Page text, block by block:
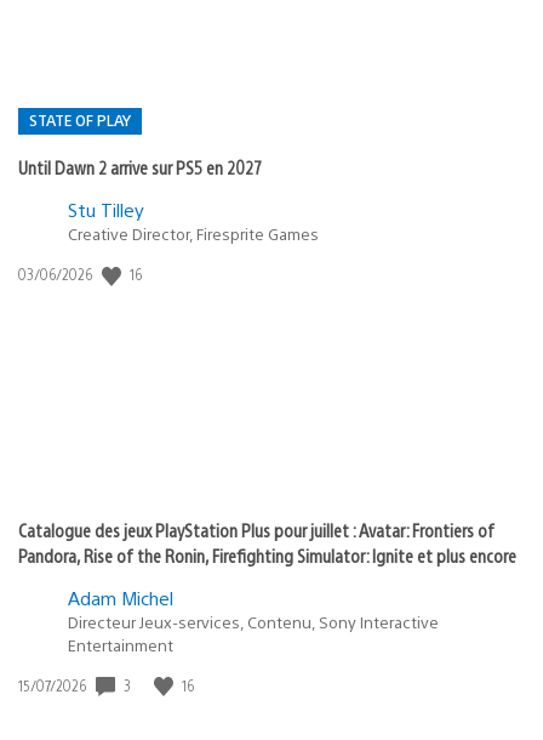
STATE OF PLAY
Until Dawn 2 arrive sur PS5 en 2027
Postée
:
Stu Tilley
Creative Director, Firesprite Games
Date
03/06/2026 16
Catalogue des jeux PlayStation Plus pour juillet : Avatar: Frontiers of
Pandora, Rise of the Ronin, Firefighting Simulator: Ignite et plus encore
Adam Michel
Directeur Jeux-services, Contenu, Sony Interactive
Entertainment
Date
15/07/2026 3 16